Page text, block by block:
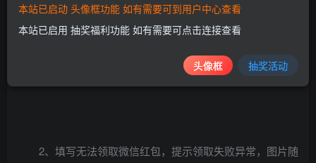
1、微信小程序搜索“腾讯客服”->进去左下角提交问题->
选择微信支付->会转接到窗口->发送->投诉->点击链接选择
2、填写无法领取微信红包，提示领取失败异常，图片随
本站已启动 头像框功能 如有需要可到用户中心查看
本站已启用 抽奖福利功能 如有需要可点击连接查看
头像框 抽奖活动